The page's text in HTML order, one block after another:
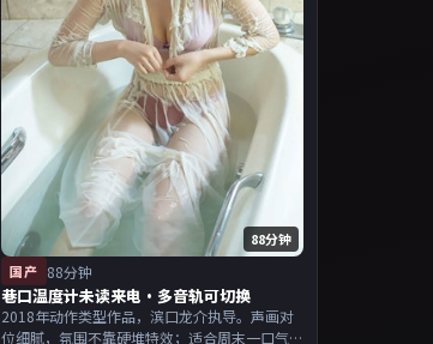
88分钟
国产 88分钟
巷口温度计未读来电·多音轨可切换
2018年动作类型作品，滨口龙介执导。声画对
位细腻，氛围不靠硬堆特效；适合周末一口气